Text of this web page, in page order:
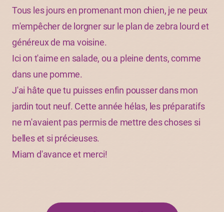
Tous les jours en promenant mon chien, je ne peux
m'empêcher de lorgner sur le plan de zebra lourd et
généreux de ma voisine.
Ici on t'aime en salade, ou a pleine dents, comme
dans une pomme.
J'ai hâte que tu puisses enfin pousser dans mon
jardin tout neuf. Cette année hélas, les préparatifs
ne m'avaient pas permis de mettre des choses si
belles et si précieuses.
Miam d'avance et merci!